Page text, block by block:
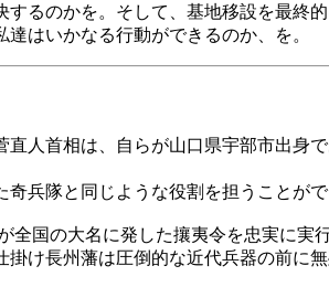
るのかを。そして、基地移設を最
はいかなる行動ができるのか、を。
人首相は、自らが山口県宇部市出身
兵隊と同じような役割を担うことが
国の大名に発した攘夷令を忠実に
け長州藩は圧倒的な近代兵器の前に